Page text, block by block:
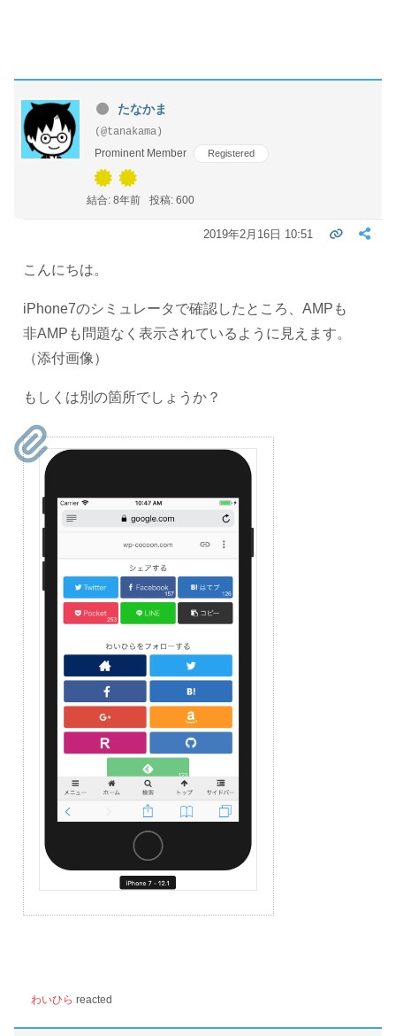
たなかま
(@tanakama)
Prominent Member
Registered
結合: 8年前 投稿: 600
2019年2月16日 10:51
こんにちは。
iPhone7のシミュレータで確認したところ、AMPも
非AMPも問題なく表示されているように見えます。
（添付画像）
もしくは別の箇所でしょうか？
わいひら reacted